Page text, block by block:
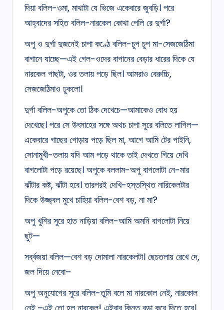
দিয়া বলিল-ওমা, মাথাটা যে ভিজে একেবারে জুবড়ি। পরে
আহ্বাদের সহিত বলিল-নারকেল কোথা পেলি রে দুর্গা?
অপু ও দুর্গা দুজনেই চাপা কণ্ঠে বলিল-চুপ চুপ মা-সেজজেঠিমা
বাগানে যাচ্ছে—এই গেল-ওদের বাগানের বেড়ার ধারের দিকে যে
নারকেল গাছটা, ওর তলায় পড়ে ছিল। আমরাও বেরুচ্চি,
সেজজেঠিমাও ঢুকলো।
দুর্গা বলিল-অপুকে তো ঠিক দেখেচে—আমাকেও বোধ হয়
দেখেছে। পরে সে উৎসাহের সঙ্গে অথচ চাপা সুরে বলিতে লাগিল—
একেবারে গাছের গোড়ায় পড়ে ছিল মা, আগে আমি টের পাইনি,
সোনামুখী-তলায় যদি আম পড়ে থাকে তাই দেখতে গিয়ে দেখি
বাগলোটা পড়ে রয়েছে। অপুকে বললাম-অপু বাগলোটা নে-মার
ঝাঁটার কষ্ট, ঝাঁটা হবে। তারপরই দেখি-হস্তস্থিত নারিকেলটার
দিকে উজ্জ্বল মুখে চাহিয়া বলিল-বেশ বড়, না মা?
অপু খুশির সুরে হাত নাড়িয়া বলিল-আমি অমনি বাগলোটা নিয়ে
ছুট—
সৰ্ব্বজয়া বলিল—বেশ বড় দোমালা নারকেলটা। ছেচতলায় রেখে দে,
জল দিয়ে নেবো–
অপু অনুযোগের সুরে বলিল-তুমি বলে মা নারকোল নেই, নারকোল